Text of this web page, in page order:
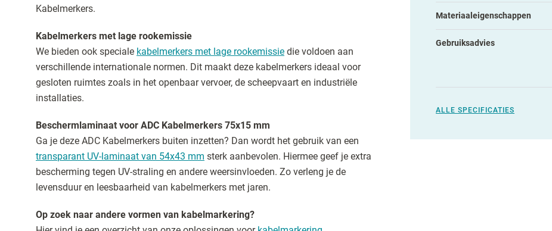
Kabelmerkers.
Kabelmerkers met lage rookemissie
We bieden ook speciale kabelmerkers met lage rookemissie die voldoen aan
verschillende internationale normen. Dit maakt deze kabelmerkers ideaal voor
gesloten ruimtes zoals in het openbaar vervoer, de scheepvaart en industriële
installaties.
Beschermlaminaat voor ADC Kabelmerkers 75x15 mm
Ga je deze ADC Kabelmerkers buiten inzetten? Dan wordt het gebruik van een
transparant UV-laminaat van 54x43 mm sterk aanbevolen. Hiermee geef je extra
bescherming tegen UV-straling en andere weersinvloeden. Zo verleng je de
levensduur en leesbaarheid van kabelmerkers met jaren.
Op zoek naar andere vormen van kabelmarkering?
Materiaaleigenschappen
Gebruiksadvies
ALLE SPECIFICATIES